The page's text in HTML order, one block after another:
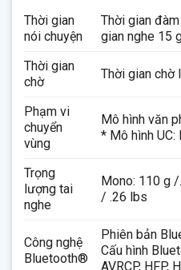
Thời gian
nói chuyện
Thời gian
gian nghe 15
Thời gian
chờ
Thời gian chờ
Phạm vi
chuyển
vùng
Mô hình văn
* Mô hình
Trọng
lượng tai
nghe
Mono: 110 g
/ .26 lbs
Công nghệ
Bluetooth®
Phiên bản
Cấu hình
AVRCP, HFP,